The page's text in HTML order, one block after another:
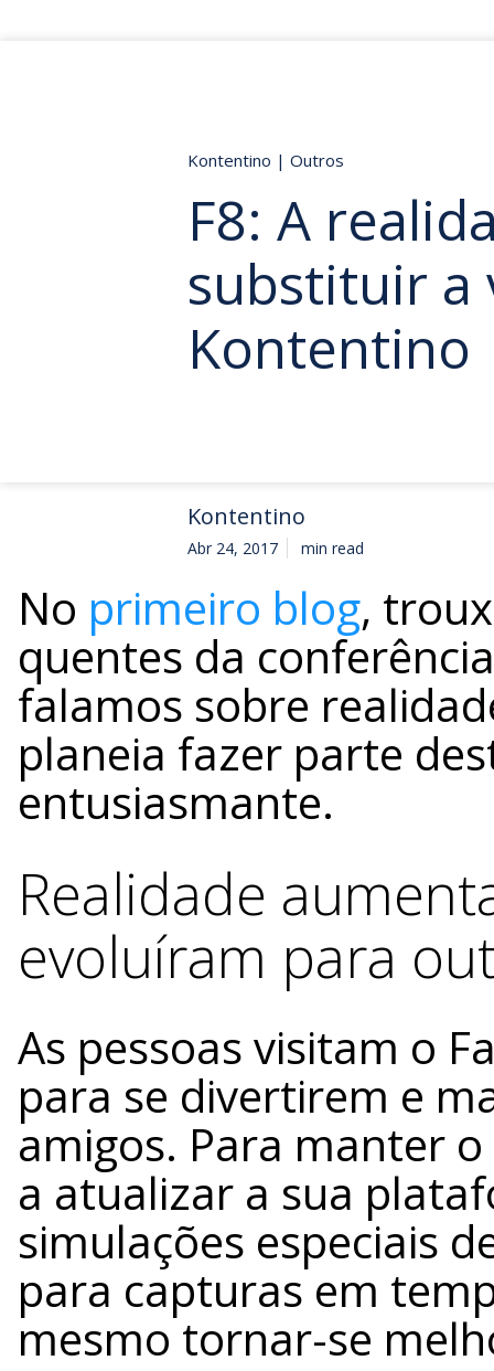
Kontentino | Outros
F8: A
substituir a
Kontentino
Kontentino
Abr 24, 2017 min read
No primeiro blog,
quentes da
falamos sobre
planeia fazer parte
entusiasmante.
Realidade
evoluíram para
As pessoas visitam o
para se divertirem e
amigos. Para manter
a atualizar a sua
simulações especiais
para capturas em
mesmo tornar-se